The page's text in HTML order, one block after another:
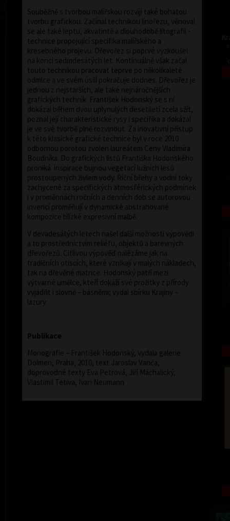
Souběžně s tvorbou malířskou rozvíjí také bohatou
tvorbu grafickou. Začínal technikou linořezu, věnoval
se ale také leptu, akvatintě a dlouhodobě litografii -
technice propojující specifika malířského a
kresebného projevu. Dřevořez si poprvé vyzkoušel
na konci sedmdesátých let. Kontinuálně však začal
touto technikou pracovat teprve po několikaleté
odmlce a ve svém úsilí pokračuje dodnes. Dřevořez je
jednou z nejstarších, ale také nejnáročnějších
grafických technik. František Hodonský se s ní
dokázal během dvou uplynulých desetiletí zcela sžít,
poznal její charakteristické rysy i specifika a dokázal
je ve své tvorbě plně rozvinout. Za inovativní přístup
k této klasické grafické technice byl v roce 2010
odbornou porotou zvolen laureátem Ceny Vladimíra
Boudníka. Do grafických listů Františka Hodonského
proniká inspirace bujnou vegetací lužních lesů
prostoupených živlem vody. Říční břehy a vodní toky
zachycené za specifických atmosférických podmínek
i v proměnnách ročních a denních dob se autorovou
invencí proměňují v dynamické abstrahované
kompozice blízké expresivní malbě.
V devadesátých letech našel další možnosti výpovědi
a to prostřednictvím reliéfu, objektů a barevných
dřevořezů. Citlivou výpověď nalézáme jak na
tradičních otiscích, které vznikají v malých nákladech,
tak na dřevěné matrice. Hodonský patří mezi
výtvarné umělce, kteří dokáží své prožitky z přírody
vyjádřit i slovně – básněmi; vydal sbírku Krajiny –
lazury.
Publikace
Monografie – František Hodonský, vydala galerie
Dolmen, Praha, 2010, text Jaroslav Vanča,
doprovodné texty Eva Petrová, Jiří Machalický,
Vlastimil Tetiva, Ivan Neumann